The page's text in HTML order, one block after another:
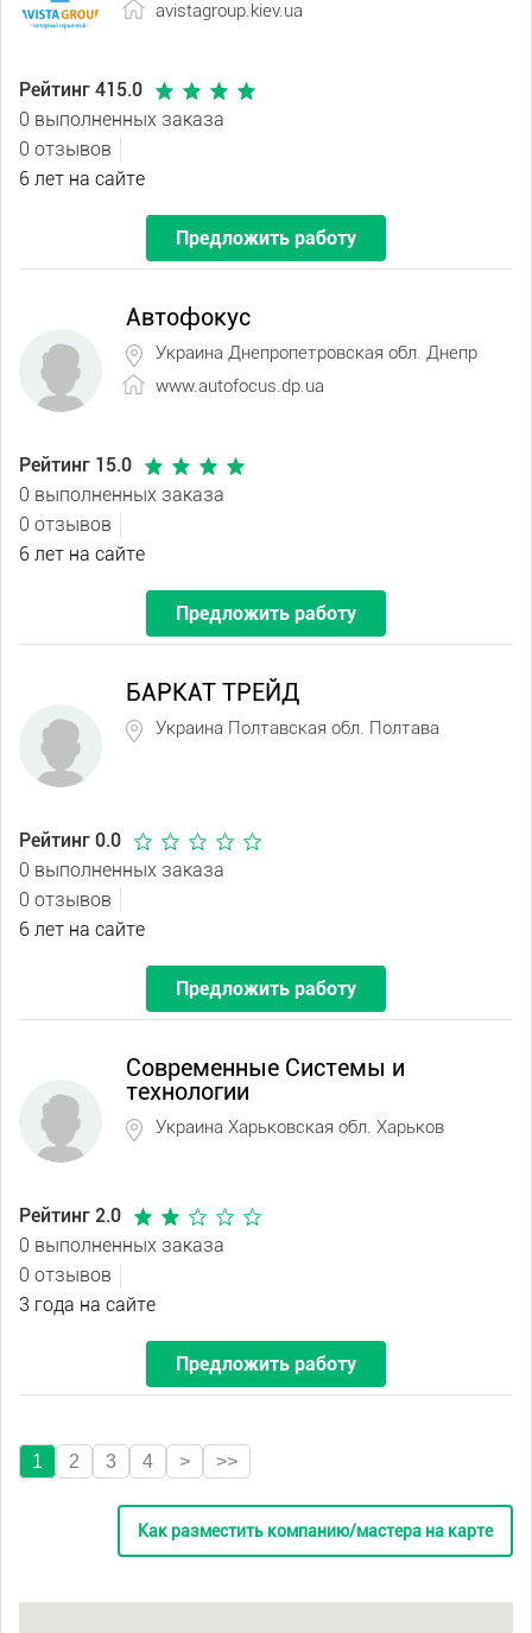
avistagroup.kiev.ua
Рейтинг 415.0
0 выполненных заказа
0 отзывов
6 лет на сайте
Предложить работу
Автофокус
Украина Днепропетровская обл. Днепр
www.autofocus.dp.ua
Рейтинг 15.0
0 выполненных заказа
0 отзывов
6 лет на сайте
Предложить работу
БАРКАТ ТРЕЙД
Украина Полтавская обл. Полтава
Рейтинг 0.0
0 выполненных заказа
0 отзывов
6 лет на сайте
Предложить работу
Современные Системы и
технологии
Украина Харьковская обл. Харьков
Рейтинг 2.0
0 выполненных заказа
0 отзывов
3 года на сайте
Предложить работу
1 2 3 4 > >>
Как разместить компанию/мастера на карте